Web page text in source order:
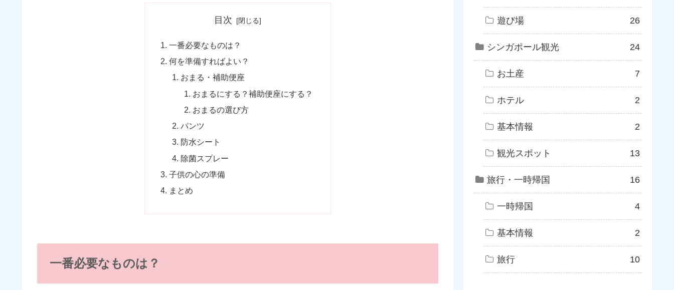
目次
一番必要なものは？
何を準備すればよい？
おまる・補助便座
おまるにする？補助便座にする？
おまるの選び方
パンツ
防水シート
除菌スプレー
子供の心の準備
まとめ
一番必要なものは？
遊び場 26
シンガポール観光 24
お土産 7
ホテル 2
基本情報 2
観光スポット 13
旅行・一時帰国 16
一時帰国 4
基本情報 2
旅行 10